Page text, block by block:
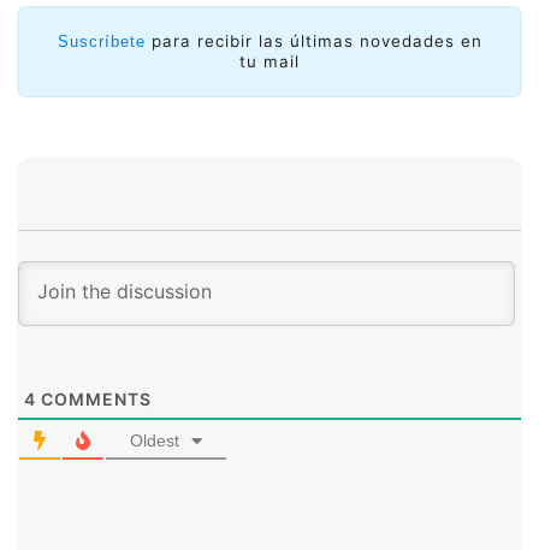
Suscríbete para recibir las últimas novedades en
tu mail
4 COMMENTS
Oldest